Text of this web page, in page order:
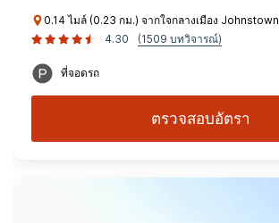
0.14 ไมล์ (0.23 กม.) จากใจกลางเมือง Johnstown
4.30
(1509 บทวิจารณ์)
ที่จอดรถ
ตรวจสอบอัตรา